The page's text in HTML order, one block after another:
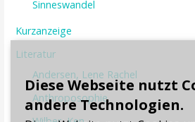
Sinneswandel
Kurzanzeige
Literatur
Andersen, Lene Rachel
Anthroposophie
Diese Webseite nutzt
andere Technologien.